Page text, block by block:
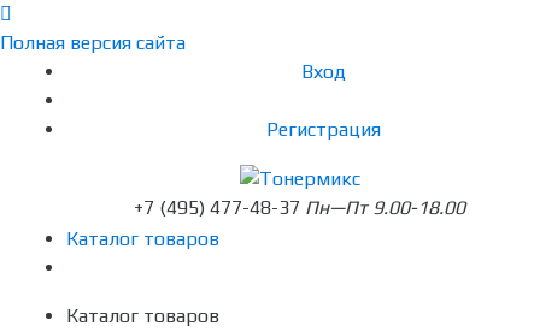
Полная версия сайта
Вход
Регистрация
+7 (495) 477-48-37 Пн—Пт 9.00-18.00
Каталог товаров
Каталог товаров